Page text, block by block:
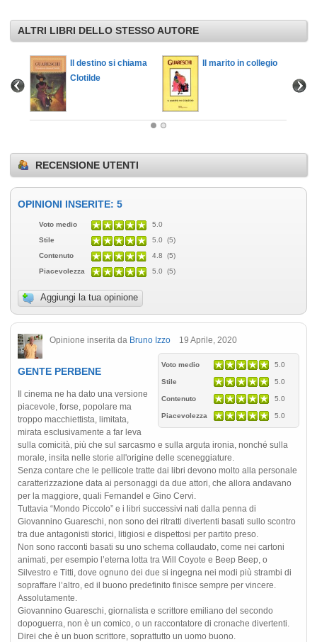
ALTRI LIBRI DELLO STESSO AUTORE
Il destino si chiama
Clotilde
Il marito in collegio
RECENSIONE UTENTI
OPINIONI INSERITE: 5
Voto medio
5.0
Stile
5.0 (5)
Contenuto
4.8 (5)
Piacevolezza
5.0 (5)
Aggiungi la tua opinione
Opinione inserita da Bruno Izzo 19 Aprile, 2020
Voto medio 5.0
Stile 5.0
Contenuto 5.0
Piacevolezza 5.0
GENTE PERBENE
Il cinema ne ha dato una versione
piacevole, forse, popolare ma
troppo macchiettista, limitata,
mirata esclusivamente a far leva
sulla comicità, più che sul sarcasmo e sulla arguta ironia, nonché sulla
morale, insita nelle storie all'origine delle sceneggiature.
Senza contare che le pellicole tratte dai libri devono molto alla personale
caratterizzazione data ai personaggi da due attori, che allora andavano
per la maggiore, quali Fernandel e Gino Cervi.
Tuttavia “Mondo Piccolo” e i libri successivi nati dalla penna di
Giovannino Guareschi, non sono dei ritratti divertenti basati sullo scontro
tra due antagonisti storici, litigiosi e dispettosi per partito preso.
Non sono racconti basati su uno schema collaudato, come nei cartoni
animati, per esempio l’eterna lotta tra Will Coyote e Beep Beep, o
Silvestro e Titti, dove ognuno dei due si ingegna nei modi più strambi di
sopraffare l’altro, ed il buono predefinito finisce sempre per vincere.
Assolutamente.
Giovannino Guareschi, giornalista e scrittore emiliano del secondo
dopoguerra, non è un comico, o un raccontatore di cronache divertenti.
Direi che è un buon scrittore, soprattutto un uomo buono.